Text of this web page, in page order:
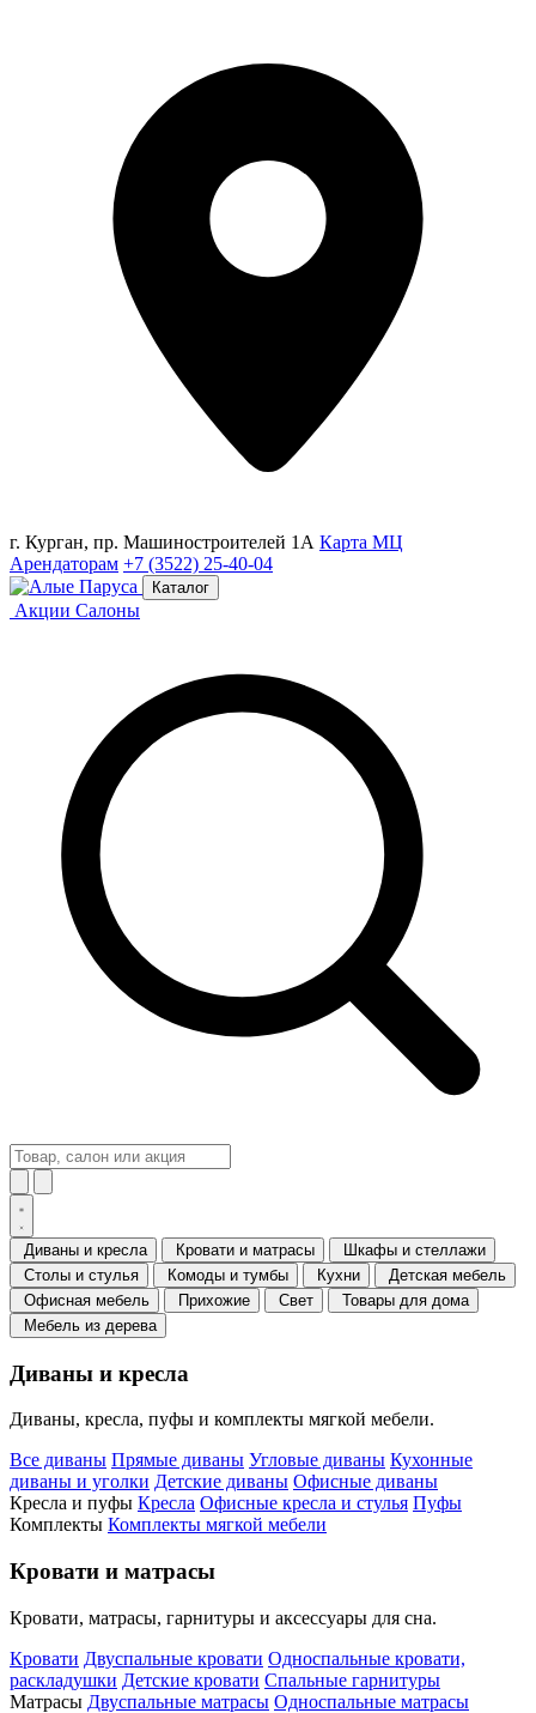
г. Курган, пр. Машиностроителей 1А Карта МЦ
Арендаторам +7 (3522) 25-40-04
Каталог
Акции Салоны
Диваны и кресла Кровати и матрасы
Шкафы и стеллажи
Столы и стулья
Комоды и тумбы Кухни
Детская мебель
Офисная мебель
Прихожие Свет
Товары для дома
Мебель из дерева
Диваны и кресла
Диваны, кресла, пуфы и комплекты мягкой мебели.
Все диваны Прямые диваны Угловые диваны Кухонные
диваны и уголки Детские диваны Офисные диваны
Кресла и пуфы Кресла Офисные кресла и стулья Пуфы
Комплекты Комплекты мягкой мебели
Кровати и матрасы
Кровати, матрасы, гарнитуры и аксессуары для сна.
Кровати Двуспальные кровати Односпальные кровати,
раскладушки Детские кровати Спальные гарнитуры
Матрасы Двуспальные матрасы Односпальные матрасы